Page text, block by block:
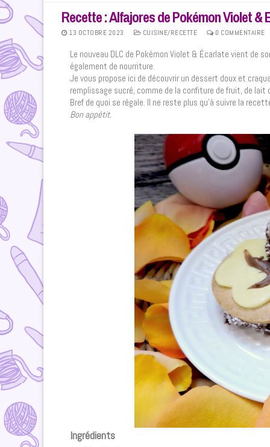
Recette : Alfajores de Pokémon Violet &
13 OCTOBRE 2023 CUISINE/RECETTE 0 COMMENTAIRE
Le nouveau DLC de Pokémon Violet & Écarlate vient de
également de nourriture.
Je vous propose ici de découvrir un dessert doux et
remplissage sucré, comme de la confiture de fruit, de lait
Bref de quoi se régale. Il ne reste plus qu’à suivre la
Bon appétit.
Ingrédients